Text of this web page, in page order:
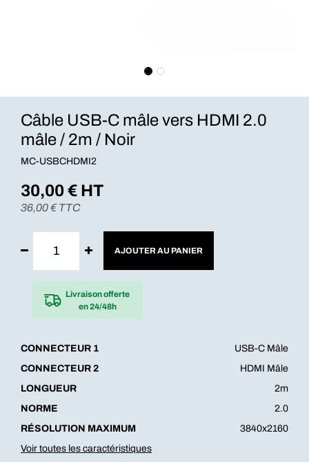
Câble USB-C mâle vers HDMI 2.0
mâle / 2m / Noir
MC-USBCHDMI2
30,00€ HT
36,00€ TTC
AJOUTER AU PANIER
Livraison offerte
en 24/48h
CONNECTEUR 1
USB-C Mâle
CONNECTEUR 2
HDMI Mâle
LONGUEUR
2m
NORME
2.0
RÉSOLUTION MAXIMUM
3840x2160
Voir toutes les caractéristiques